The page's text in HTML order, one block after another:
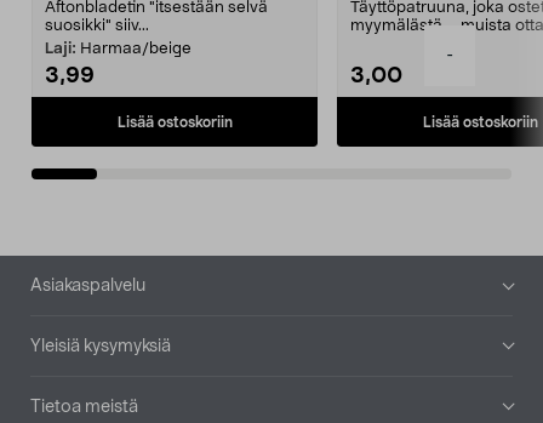
-
Aftonbladetin "itsestään selvä
suosikki" siiv...
Laji: Harmaa/beige
3,99
Lisää ostoskoriin
Täyttöpatruuna, joka
myymälästä – muista
3,00
Lisää ostoskoriin
Alatunniste
Asiakaspalvelu
Yleisiä kysymyksiä
Tietoa meistä